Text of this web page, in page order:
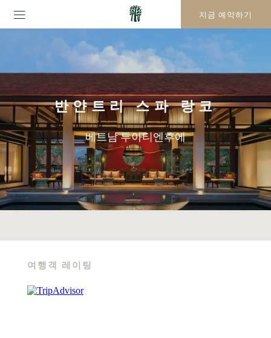
지금 예약하기
반얀트리 스파 랑코
베트남 투아티엔후에
여행객 레이팅